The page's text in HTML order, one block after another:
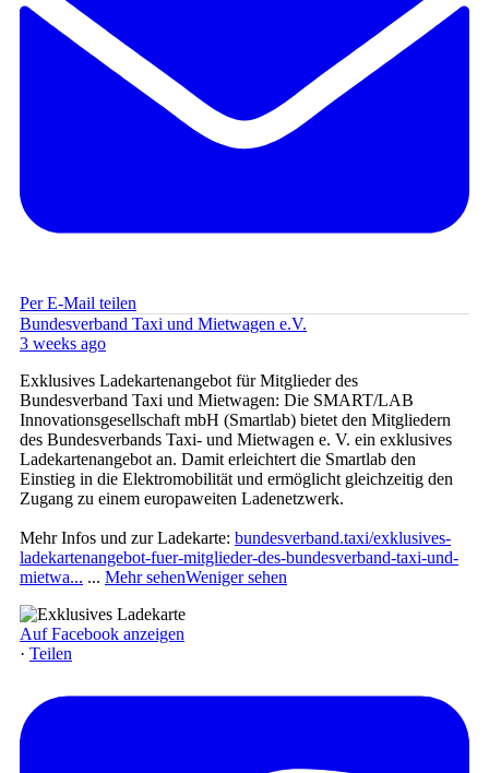
Per E-Mail teilen
Bundesverband Taxi und Mietwagen e.V.
3 weeks ago
Exklusives Ladekartenangebot für Mitglieder des
Bundesverband Taxi und Mietwagen: Die SMART/LAB
Innovationsgesellschaft mbH (Smartlab) bietet den Mitgliedern
des Bundesverbands Taxi- und Mietwagen e. V. ein exklusives
Ladekartenangebot an. Damit erleichtert die Smartlab den
Einstieg in die Elektromobilität und ermöglicht gleichzeitig den
Zugang zu einem europaweiten Ladenetzwerk.
Mehr Infos und zur Ladekarte: bundesverband.taxi/exklusives-
ladekartenangebot-fuer-mitglieder-des-bundesverband-taxi-und-
mietwa... ... Mehr sehenWeniger sehen
Auf Facebook anzeigen
· Teilen